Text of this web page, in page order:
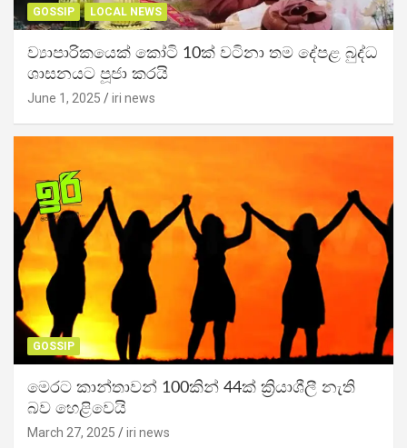
GOSSIP LOCAL NEWS
ව්‍යාපාරිකයෙක් කෝටි 10ක් වටිනා තම දේපළ බුද්ධ
ශාසනයට පූජා කරයි
June 1, 2025 iri news
GOSSIP
මෙරට කාන්තාවන් 100කින් 44ක් ක්‍රියාශීලී නැති
බව හෙළිවෙයි
March 27, 2025 iri news